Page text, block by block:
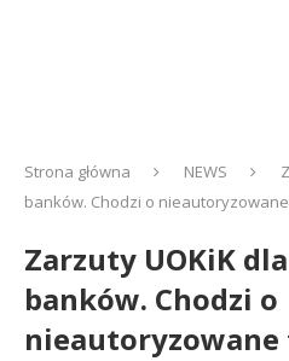
Strona główna NEWS
banków. Chodzi o
Zarzuty UOKiK
banków. Chodzi o
nieautoryzowane